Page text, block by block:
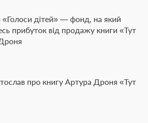
«Голоси дітей» — фонд, на який
прибуток від продажу книги «Тут
про книгу Артура Дроня «Тут